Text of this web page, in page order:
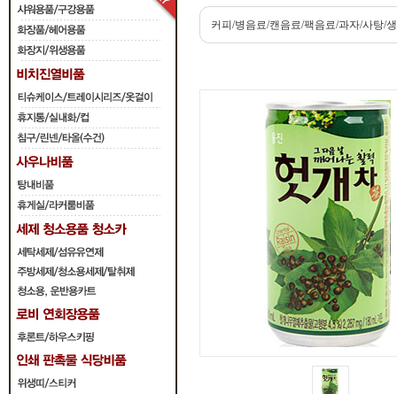
커피/병음료/캔음료/팩음료/과자/사탕/